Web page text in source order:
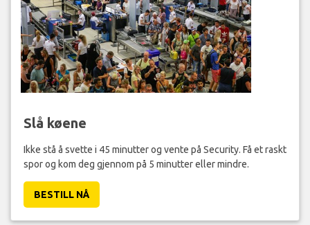
Slå køene
Ikke stå å svette i 45 minutter og vente på Security. Få et raskt
spor og kom deg gjennom på 5 minutter eller mindre.
BESTILL NÅ